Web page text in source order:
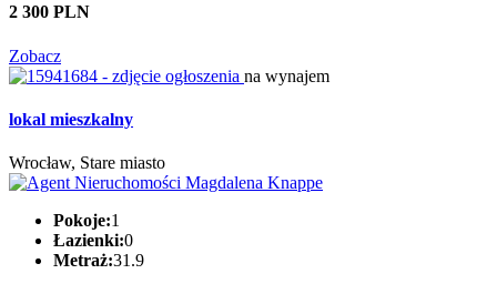
2 300 PLN
Zobacz
na wynajem
lokal mieszkalny
Wrocław, Stare miasto
Pokoje:1
Łazienki:0
Metraż:31.9